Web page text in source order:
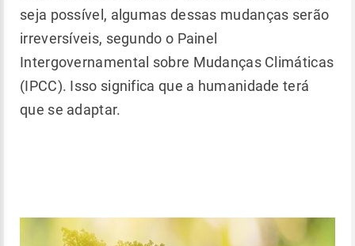
seja possível, algumas dessas mudanças serão
irreversíveis, segundo o Painel
Intergovernamental sobre Mudanças Climáticas
(IPCC). Isso significa que a humanidade terá
que se adaptar.